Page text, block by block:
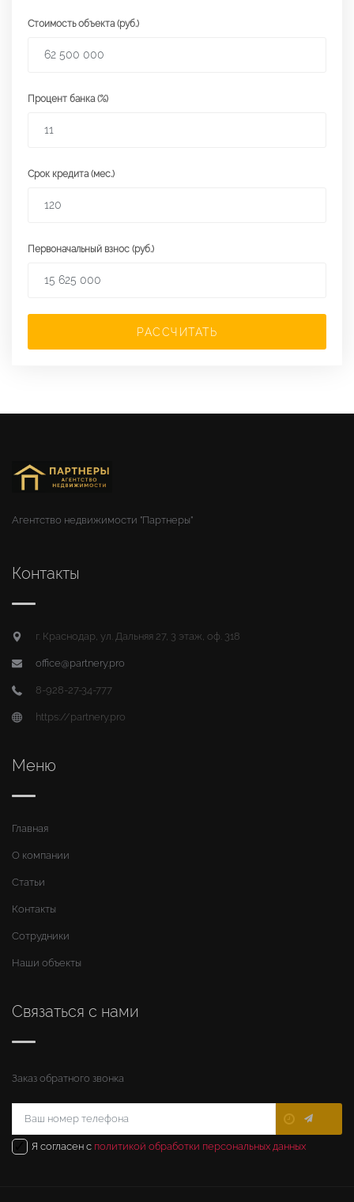
Стоимость объекта (руб.)
Процент банка (%)
Срок кредита (мес.)
Первоначальный взнос (руб.)
РАССЧИТАТЬ
Агентство недвижимости "Партнеры"
Контакты
г. Краснодар, ул. Дальняя 27, 3 этаж, оф. 318
office@partnery.pro
8-928-27-34-777
https://partnery.pro
Меню
Главная
О компании
Статьи
Контакты
Сотрудники
Наши объекты
Связаться с нами
Заказ обратного звонка
✓ Я согласен с политикой обработки персональных данных